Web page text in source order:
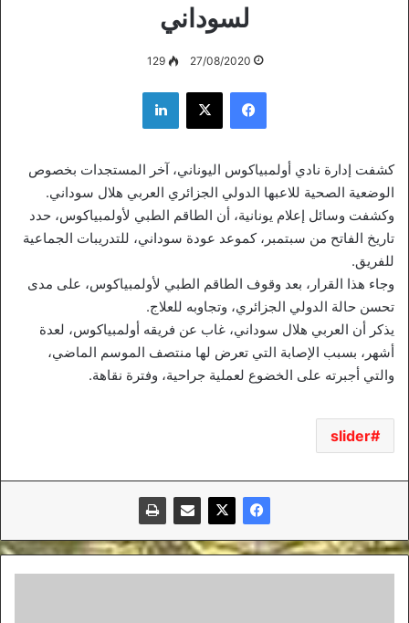
لسوداني
27/08/2020
129
فيسبوك ‫X لينكدإن
كشفت إدارة نادي أولمبياكوس اليوناني، آخر المستجدات بخصوص
الوضعية الصحية للاعبها الدولي الجزائري العربي هلال سوداني.
وكشفت وسائل إعلام يونانية، أن الطاقم الطبي لأولمبياكوس، حدد
تاريخ الفاتح من سبتمبر، كموعد عودة سوداني، للتدريبات الجماعية
للفريق.
وجاء هذا القرار، بعد وقوف الطاقم الطبي لأولمبياكوس، على مدى
تحسن حالة الدولي الجزائري، وتجاوبه للعلاج.
يذكر أن العربي هلال سوداني، غاب عن فريقه أولمبياكوس، لعدة
أشهر، بسبب الإصابة التي تعرض لها منتصف الموسم الماضي،
والتي أجبرته على الخضوع لعملية جراحية، وفترة نقاهة.
slider